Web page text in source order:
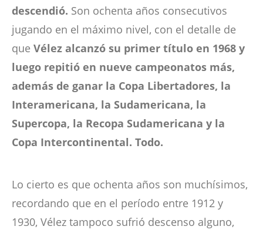
descendió. Son ochenta años consecutivos
jugando en el máximo nivel, con el detalle de
que Vélez alcanzó su primer título en 1968 y
luego repitió en nueve campeonatos más,
además de ganar la Copa Libertadores, la
Interamericana, la Sudamericana, la
Supercopa, la Recopa Sudamericana y la
Copa Intercontinental. Todo.
Lo cierto es que ochenta años son muchísimos,
recordando que en el período entre 1912 y
1930, Vélez tampoco sufrió descenso alguno,